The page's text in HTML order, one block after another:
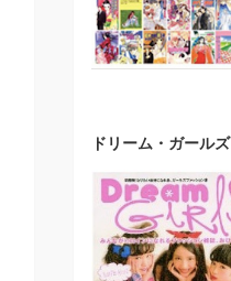
ドリーム・ガールズ